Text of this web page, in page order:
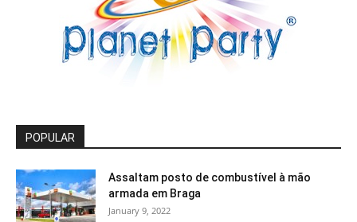
POPULAR
Assaltam posto de combustível à mão
armada em Braga
January 9, 2022